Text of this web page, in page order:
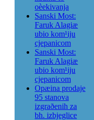
oèekivanja
Sanski Most:
Faruk Alagiæ
ubio kom¹iju
cjepanicom
Sanski Most:
Faruk Alagiæ
ubio kom¹iju
cjepanicom
Opæina prodaje
95 stanova
izgraðenih za
bh. izbjeglice